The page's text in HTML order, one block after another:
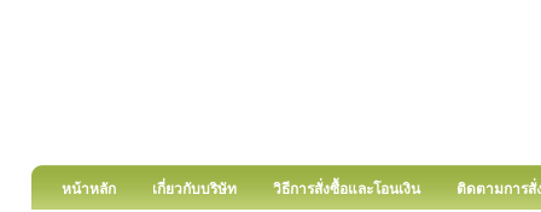
หน้าหลัก เกี่ยวกับบริษัท วิธีการสั่งซื้อและโอนเงิน ติดตามการสั่